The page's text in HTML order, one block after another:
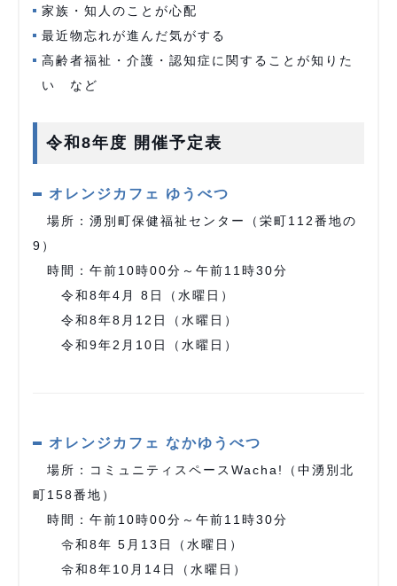
家族・知人のことが心配
最近物忘れが進んだ気がする
高齢者福祉・介護・認知症に関することが知りた
い など
令和8年度 開催予定表
オレンジカフェ ゆうべつ
場所：湧別町保健福祉センター（栄町112番地の
9）
時間：午前10時00分～午前11時30分
令和8年4月 8日（水曜日）
令和8年8月12日（水曜日）
令和9年2月10日（水曜日）
オレンジカフェ なかゆうべつ
場所：コミュニティスペースWacha!（中湧別北
町158番地）
時間：午前10時00分～午前11時30分
令和8年 5⽉13⽇（水曜日）
令和8年10⽉14⽇（水曜日）